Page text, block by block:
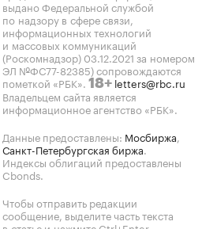
выдано Федеральной службой
по надзору в сфере связи,
информационных технологий
и массовых коммуникаций
(Роскомнадзор) 03.12.2021 за номером
ЭЛ №ФС77-82385) сопровождаются
пометкой «РБК». 18+ letters@rbc.ru
Владельцем сайта является
информационное агентство «РБК».
Данные предоставлены: Мосбиржа,
Санкт-Петербургская биржа.
Индексы облигаций предоставлены
Cbonds.
Чтобы отправить редакции
сообщение, выделите часть текста